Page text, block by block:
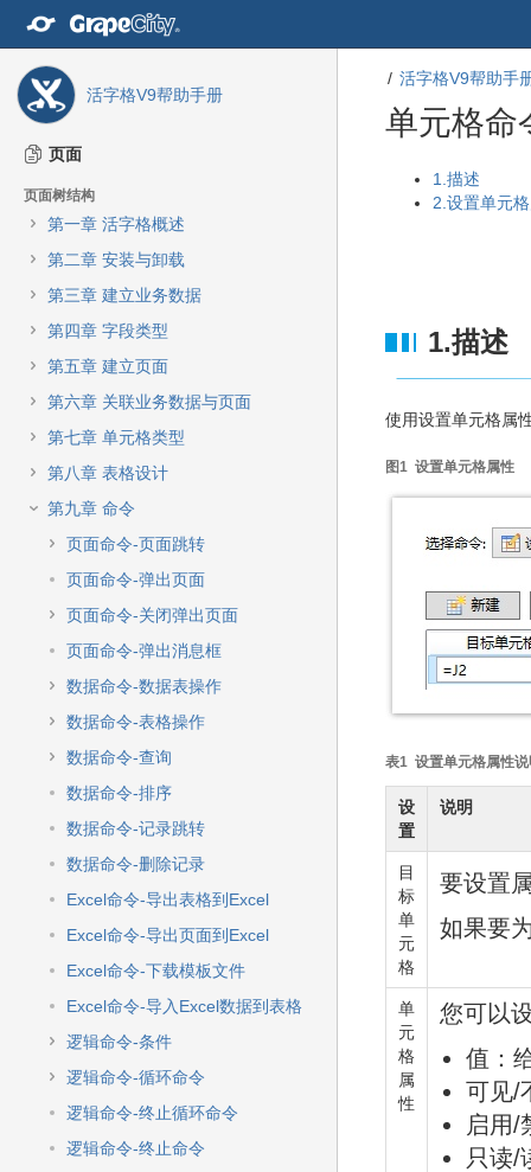
活字格V9帮助手册
页面
页面树结构
第一章 活字格概述
第二章 安装与卸载
第三章 建立业务数据
第四章 字段类型
第五章 建立页面
第六章 关联业务数据与页面
第七章 单元格类型
第八章 表格设计
第九章 命令
页面命令-页面跳转
页面命令-弹出页面
页面命令-关闭弹出页面
页面命令-弹出消息框
数据命令-数据表操作
数据命令-表格操作
数据命令-查询
数据命令-排序
数据命令-记录跳转
数据命令-删除记录
Excel命令-导出表格到Excel
Excel命令-导出页面到Excel
Excel命令-下载模板文件
Excel命令-导入Excel数据到表格
逻辑命令-条件
逻辑命令-循环命令
逻辑命令-终止循环命令
逻辑命令-终止命令
活字格V9帮助手
单元格命
1.描述
2.设置单元
1.描述
使用设置单元格属
图1 设置单元格属性
表1 设置单元格属性说
设
置
说明
目
标
单
元
格
要设置
如果要
单
元
格
属
性
您可以
值：
可见/
启用/
只读/